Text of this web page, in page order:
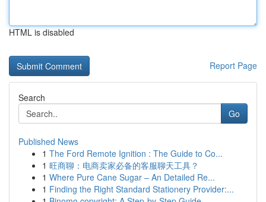
HTML is disabled
Report Page
Search
Go
Published News
1 The Ford Remote Ignition : The Guide to Co...
1 旺商聊：电商卖家必备的客服聊天工具？
1 Where Pure Cane Sugar – An Detailed Re...
1 Finding the Right Standard Stationery Provider:...